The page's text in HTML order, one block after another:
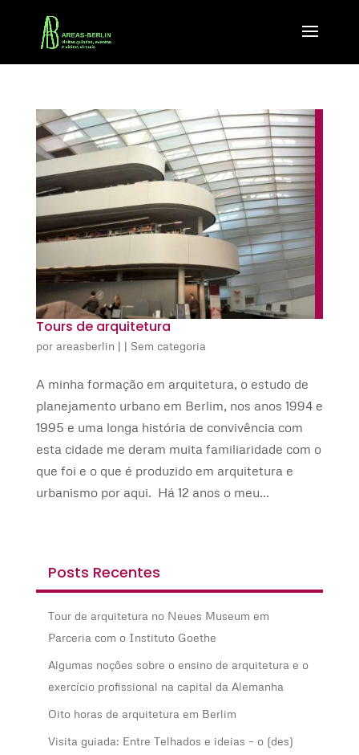
Tours de arquitetura
por areasberlin | | Sem categoria
A minha formação em arquitetura, o estudo de
planejamento urbano em Berlim, nos anos 1994 e
1995 e uma longa história de convivência com
esta cidade me deram muita familiaridade com o
que foi e o que é produzido em arquitetura e
urbanismo por aqui. Há 12 anos o meu...
Posts Recentes
Tour de arquitetura no Neues Museum em
Parceria com o Instituto Goethe
Algumas noções sobre o ensino de arquitetura e o
exercício profissional na capital da Alemanha
Oito horas de arquitetura em Berlim
Visita guiada: Entre Telhados e ideias – o (des)